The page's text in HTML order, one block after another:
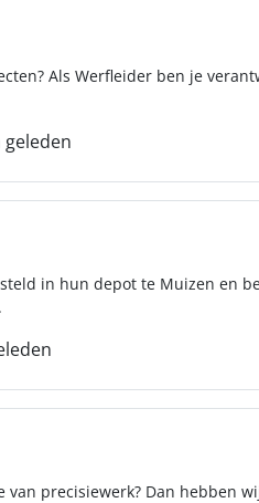
Als Werfleider ben je
geleden
in hun depot te Muizen en
precisiewerk? Dan hebben